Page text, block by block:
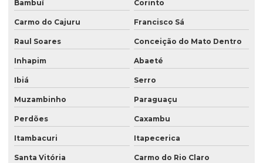
Bambuí Corinto
Carmo do Cajuru Francisco Sá
Raul Soares Conceição do Mato Dentro
Inhapim Abaeté
Ibiá Serro
Muzambinho Paraguaçu
Perdões Caxambu
Itambacuri Itapecerica
Santa Vitória Carmo do Rio Claro